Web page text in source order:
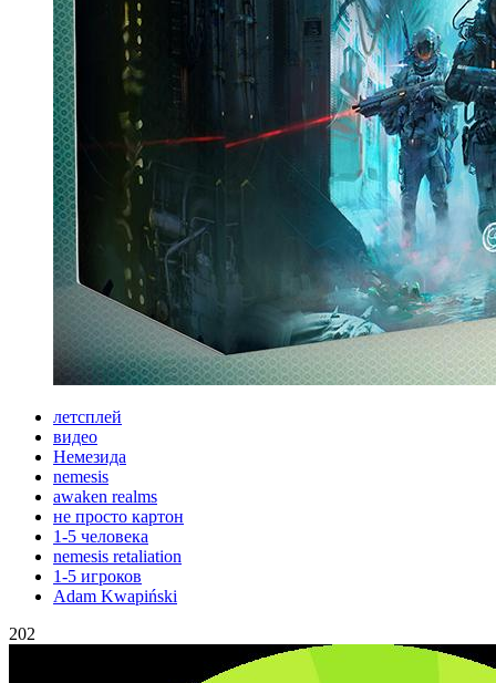
летсплей
видео
Немезида
nemesis
awaken realms
не просто картон
1-5 человека
nemesis retaliation
1-5 игроков
Adam Kwapiński
202